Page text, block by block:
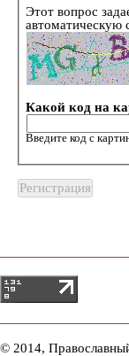
Этот вопрос
автоматическую
Какой код на
Введите код с
© 2014,